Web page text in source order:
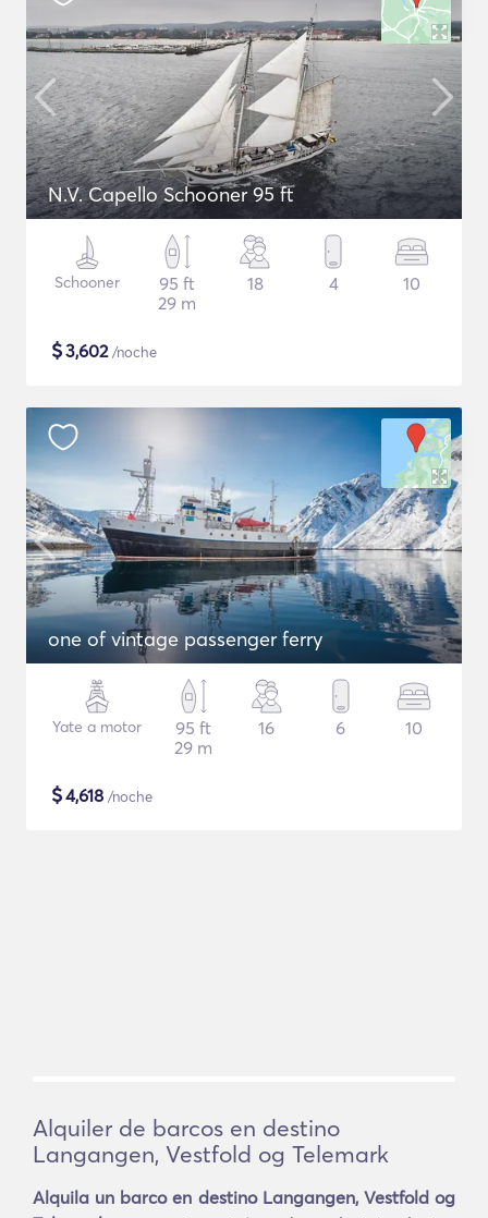
N.V. Capello Schooner 95 ft
Schooner
95 ft
29 m
18 4 10
$3,602/noche
one of vintage passenger ferry
Yate a motor
95 ft
29 m
16 6 10
$4,618 /noche
Alquiler de barcos en destino
Langangen, Vestfold og Telemark
Alquila un barco en destino Langangen, Vestfold og